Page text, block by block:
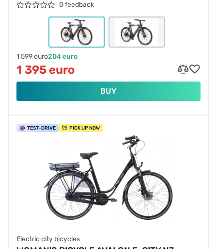
0 feedback
1 599 euro204 euro
1 395 euro
BUY
TEST-DRIVE PICK UP NOW
Electric city bicycles